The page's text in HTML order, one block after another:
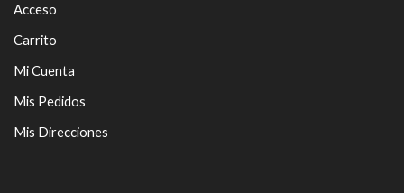
Acceso
Carrito
Mi Cuenta
Mis Pedidos
Mis Direcciones